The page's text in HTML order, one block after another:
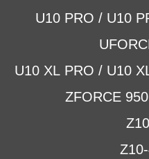
U10 PRO / U10
U10 XL PRO / U10
ZFORCE